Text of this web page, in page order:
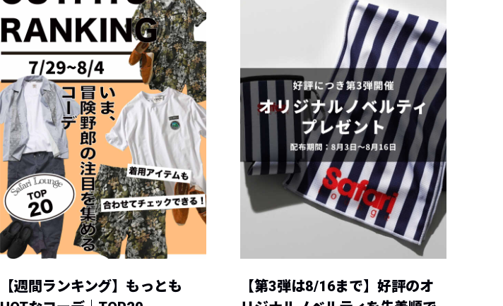
【週間ランキング】もっとも
【第3弾は8/16まで】好評のオ